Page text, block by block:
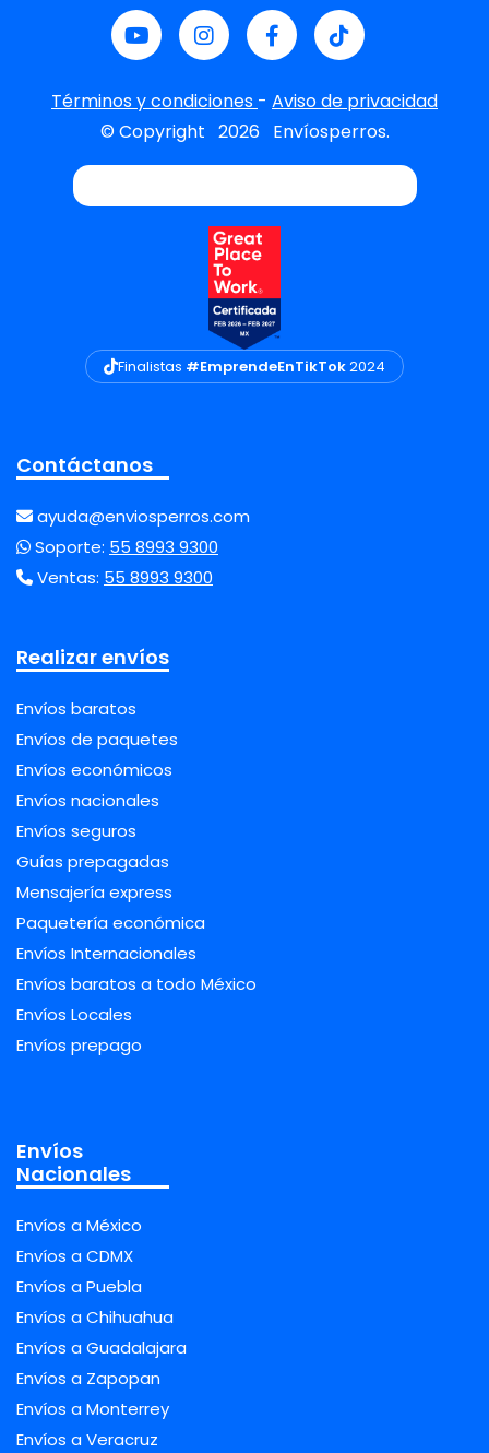
Términos y condiciones - Aviso de privacidad
© Copyright 2026 Envíosperros.
Finalistas #EmprendeEnTikTok2024
Contáctanos
ayuda@enviosperros.com
Soporte: 55 8993 9300
Ventas: 55 8993 9300
Realizar envíos
Envíos baratos
Envíos de paquetes
Envíos económicos
Envíos nacionales
Envíos seguros
Guías prepagadas
Mensajería express
Paquetería económica
Envíos Internacionales
Envíos baratos a todo México
Envíos Locales
Envíos prepago
Envíos
Nacionales
Envíos a México
Envíos a CDMX
Envíos a Puebla
Envíos a Chihuahua
Envíos a Guadalajara
Envíos a Zapopan
Envíos a Monterrey
Envíos a Veracruz